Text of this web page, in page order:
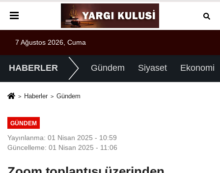
7 Ağustos 2026, Cuma
HABERLER Gündem Siyaset Ekonomi
Haberler Gündem
GÜNDEM
Yayınlanma: 01 Nisan 2025 - 10:59
Güncelleme: 01 Nisan 2025 - 11:06